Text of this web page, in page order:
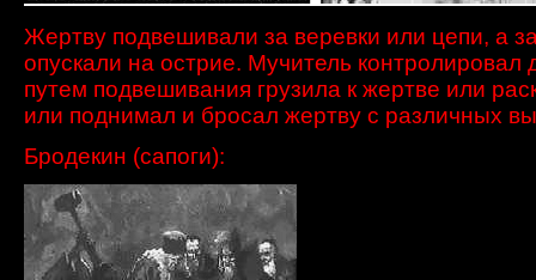
Жертву подвешивали за веревки или цепи, а
опускали на острие. Мучитель контролировал
путем подвешивания грузила к жертве или
или поднимал и бросал жертву с различных
Бродекин (сапоги):